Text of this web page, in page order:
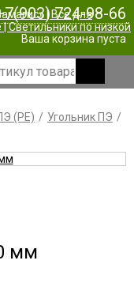
724-98-66
Ваша корзина пуста
(PE)
Угольник ПЭ
мм